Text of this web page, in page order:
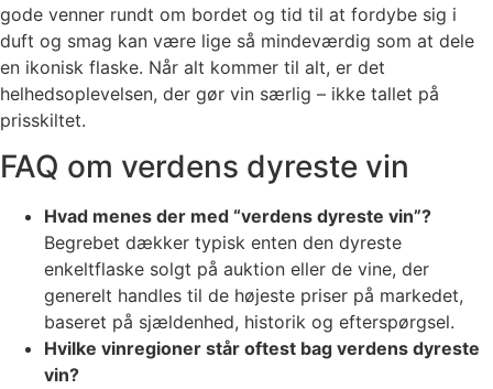
gode venner rundt om bordet og tid til at fordybe sig i
duft og smag kan være lige så mindeværdig som at dele
en ikonisk flaske. Når alt kommer til alt, er det
helhedsoplevelsen, der gør vin særlig – ikke tallet på
prisskiltet.
FAQ om verdens dyreste vin
Hvad menes der med “verdens dyreste vin”?
Begrebet dækker typisk enten den dyreste
enkeltflaske solgt på auktion eller de vine, der
generelt handles til de højeste priser på markedet,
baseret på sjældenhed, historik og efterspørgsel.
Hvilke vinregioner står oftest bag verdens dyreste
vin?